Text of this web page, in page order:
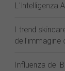
L'Intelligenza
I trend
dell'immagine
Influenza dei